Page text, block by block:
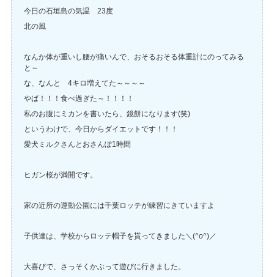
今日の石垣島の気温 23度
北の風
なんか体が重いし腰が痛いんで、おそるおそる体重計にのってみる
と～
な、なんと 4キロ増えてた～～～～
やば！！！食べ過ぎた～！！！！
私のお腹にミカンを書いたら、鏡餅になります(笑)
というわけで、今日からダイエットです！！！
愛犬ミルクさんとおさんぽ1時間
ヒガン桜が満開です。
家の近所の運動公園には千葉ロッテが練習にきていますよ
子供達は、学校からロッテ帽子を貰ってきました＼(^o^)／
大喜びで、さっそくかぶって遊びに行きました。